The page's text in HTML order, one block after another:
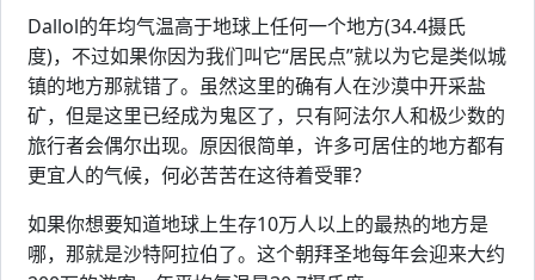
Dallol的年均气温高于地球上任何一个地方(34.4摄氏
度)，不过如果你因为我们叫它“居民点”就以为它是类似城
镇的地方那就错了。虽然这里的确有人在沙漠中开采盐
矿，但是这里已经成为鬼区了，只有阿法尔人和极少数的
旅行者会偶尔出现。原因很简单，许多可居住的地方都有
更宜人的气候，何必苦苦在这待着受罪？
如果你想要知道地球上生存10万人以上的最热的地方是
哪，那就是沙特阿拉伯了。这个朝拜圣地每年会迎来大约